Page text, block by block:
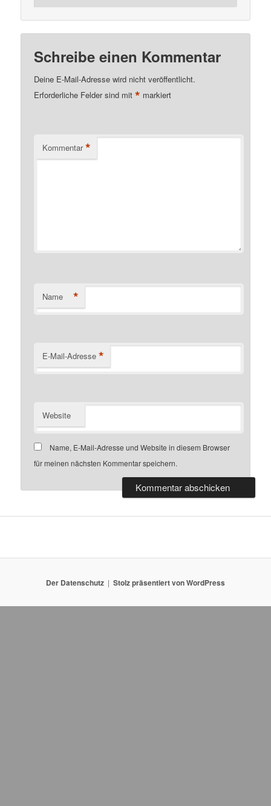
Schreibe einen Kommentar
Deine E-Mail-Adresse wird nicht veröffentlicht.
Erforderliche Felder sind mit* markiert
Kommentar *
Name *
E-Mail-Adresse *
Website
Name, E-Mail-Adresse und Website in diesem Browser
für meinen nächsten Kommentar speichern.
Der Datenschutz Stolz präsentiert von WordPress